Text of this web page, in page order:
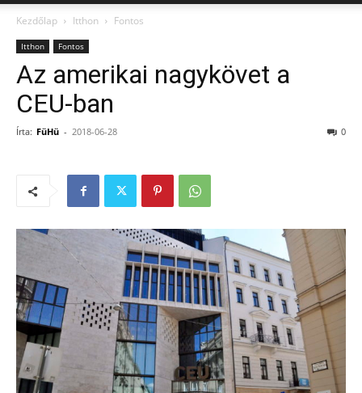
Kezdőlap Itthon Fontos
Itthon Fontos
Az amerikai nagykövet a
CEU-ban
Írta: FüHü - 2018-06-28 0